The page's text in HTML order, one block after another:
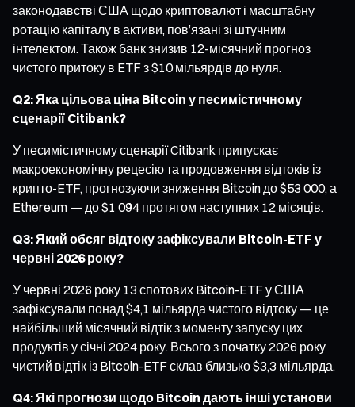
законодавстві США щодо криптовалют і масштабну
ротацію капіталу в активи, пов’язані зі штучним
інтелектом. Також банк знизив 12-місячний прогноз
чистого притоку в ETF з $10 мільярдів до нуля.
Q2: Яка цільова ціна Bitcoin у песимістичному
сценарії Citibank?
У песимістичному сценарії Citibank припускає
макроекономічну рецесію та продовження відтоків із
крипто-ETF, прогнозуючи зниження Bitcoin до $53 000, а
Ethereum — до $1 094 протягом наступних 12 місяців.
Q3: Який обсяг відтоку зафіксували Bitcoin-ETF у
червні 2026 року?
У червні 2026 року 13 спотових Bitcoin-ETF у США
зафіксували понад $4,1 мільярда чистого відтоку — це
найбільший місячний відтік з моменту запуску цих
продуктів у січні 2024 року. Всього з початку 2026 року
чистий відтік із Bitcoin-ETF склав близько $3,3 мільярда.
Q4: Які прогнози щодо Bitcoin дають інші установи